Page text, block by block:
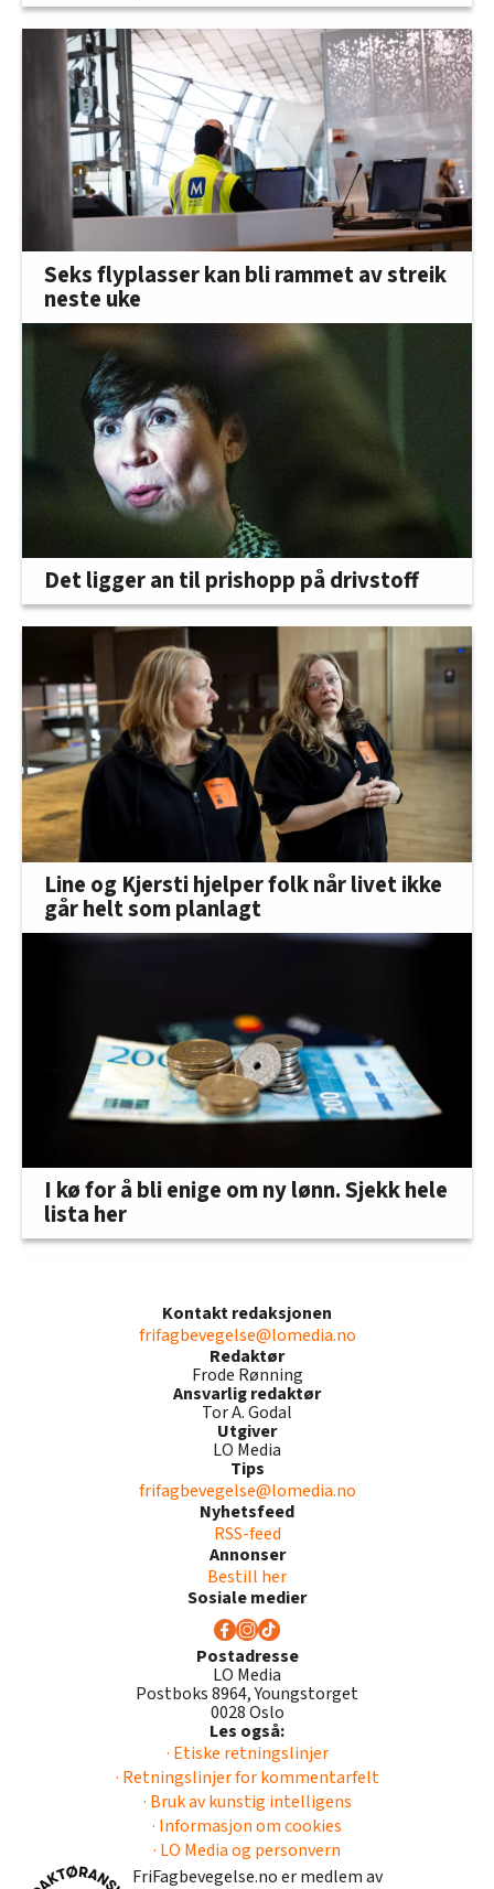
Seks flyplasser kan bli rammet av streik
neste uke
Det ligger an til prishopp på drivstoff
Line og Kjersti hjelper folk når livet ikke
går helt som planlagt
I kø for å bli enige om ny lønn. Sjekk hele
lista her
Kontakt redaksjonen
frifagbevegelse@lomedia.no
Redaktør
Frode Rønning
Ansvarlig redaktør
Tor A. Godal
Utgiver
LO Media
Tips
frifagbevegelse@lomedia.no
Nyhetsfeed
RSS-feed
Annonser
Bestill her
Sosiale medier
Postadresse
LO Media
Postboks 8964, Youngstorget
0028 Oslo
Les også:
· Etiske retningslinjer
· Retningslinjer for kommentarfelt
· Bruk av kunstig intelligens
· Informasjon om cookies
· LO Media og personvern
FriFagbevegelse.no er medlem av